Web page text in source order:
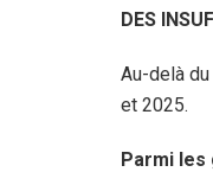
DES
Au-delà
et 2025.
Parmi